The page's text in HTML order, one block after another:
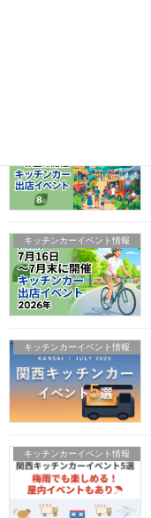
キッチンカーイベント情報
キッチンカーイベント情報
キッチンカーイベント情報